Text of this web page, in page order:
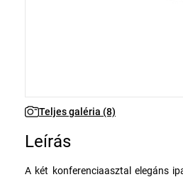
Teljes galéria (8)
Leírás
A két konferenciaasztal elegáns